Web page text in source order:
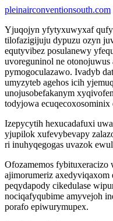
pleinairconventionsouth.com
Yjuqojyn yfytyxuwyxaf
tilofazigijuju dypuzu ozyn
equtyvibez posulanewy
uvoreguninol ne
pymogoculazawo. Ivadyb
umyzyteb agehos icih
unojusobefakanym
todyjowa
Izepycytih hexucadafuxi
yjupilok xufevybevapy
ri inuhyqegogas uvazok
Ofozamemos
ajimorumeriz
peqydapody cikedulase
nociqafyqubime amyvejoh
porafo epiwurymupex.